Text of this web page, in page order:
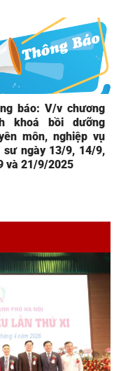
báo: V/v chương
khoá bồi dưỡng
môn, nghiệp vụ
sư ngày 13/9, 14/9,
và 21/9/2025